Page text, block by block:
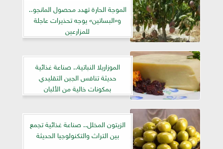
الموجة الحارة تهدد محصول المانجو..
و«البساتين» يوجه تحذيرات عاجلة
للمزارعين
الموزاريلا النباتية.. صناعة غذائية
حديثة تنافس الجبن التقليدي
بمكونات خالية من الألبان
الزيتون المخلل.. صناعة غذائية تجمع
بين التراث والتكنولوجيا الحديثة